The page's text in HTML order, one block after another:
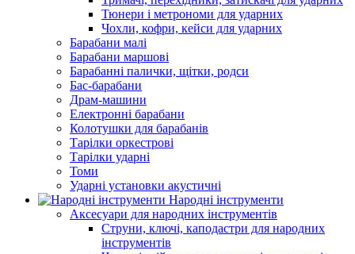
Тюнери і метрономи для ударних
Чохли, кофри, кейси для ударних
Барабани малі
Барабани маршові
Барабанні палички, щітки, родси
Бас-барабани
Драм-машини
Електронні барабани
Колотушки для барабанів
Тарілки оркестрові
Тарілки ударні
Томи
Ударні установки акустичні
Народні інструменти
Аксесуари для народних інструментів
Струни, ключі, каподастри для народних
інструментів